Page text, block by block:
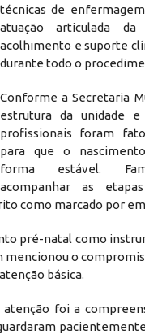
técnicas de
atuação articulada da
acolhimento e suporte
durante todo o
Conforme a Secretaria
estrutura da unidade e
profissionais foram
para que o
forma estável.
acompanhar as
como marcado por
pré-natal como
mencionou o
básica.
foi a